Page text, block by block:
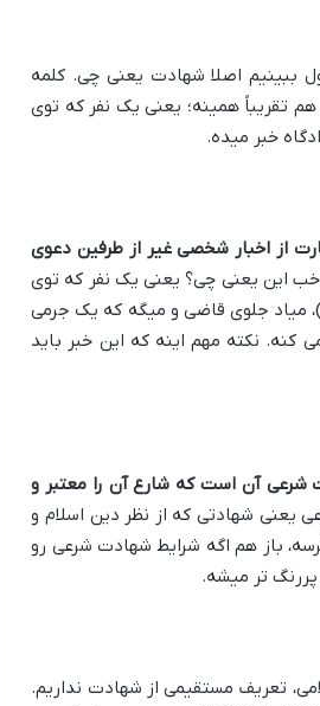
ببینیم اصلا شهادت یعنی چی. کلمه
تقریباً همینه؛ یعنی یک نفر که توی
خبر میده.
از اخبار شخصی غیر از طرفین دعوی
این یعنی چی؟ یعنی یک نفر که توی
میاد جلوی قاضی و میگه که یک جرمی
کنه. نکته مهم اینه که این خبر باید
شرعی آن است که شارع آن را معتبر و
یعنی شهادتی که از نظر دین اسلام و
باز هم اگه شرایط شهادت شرعی رو
تر میشه.
تعریف مستقیمی از شهادت نداریم.